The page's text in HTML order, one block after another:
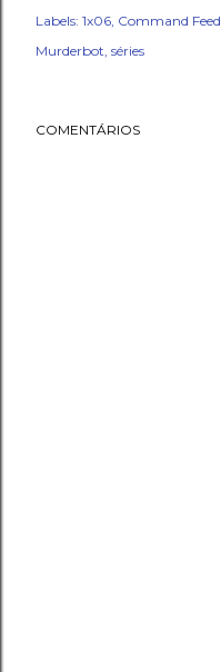
Labels: 1x06 Command Feed
Murderbot séries
COMENTÁRIOS